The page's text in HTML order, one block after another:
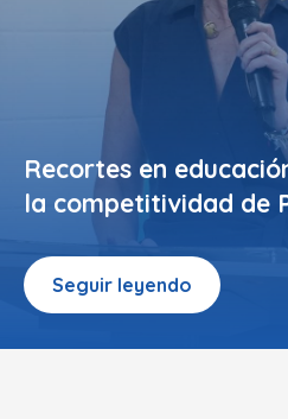
Recortes en
la competitividad de
Seguir leyendo